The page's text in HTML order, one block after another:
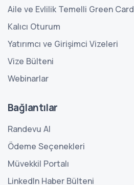
Aile ve Evlilik Temelli Green Card
Kalıcı Oturum
Yatırımcı ve Girişimci Vizeleri
Vize Bülteni
Webinarlar
Bağlantılar
Randevu Al
Ödeme Seçenekleri
Müvekkil Portalı
LinkedIn Haber Bülteni